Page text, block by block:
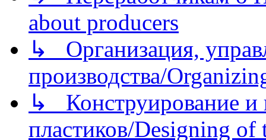
about producers
↳ Организация,
производства/
↳ Конструирование и
пластиков/Designing of